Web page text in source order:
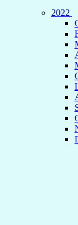
2022